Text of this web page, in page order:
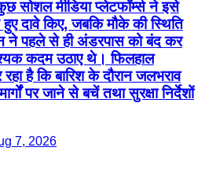
सोशल मीडिया प्लेटफॉर्म्स ने इसे
दावे किए, जबकि मौके की स्थिति
ने पहले से ही अंडरपास को बंद कर
कदम उठाए थे। फिलहाल
है कि बारिश के दौरान जलभराव
पर जाने से बचें तथा सुरक्षा निर्देशों
7, 2026